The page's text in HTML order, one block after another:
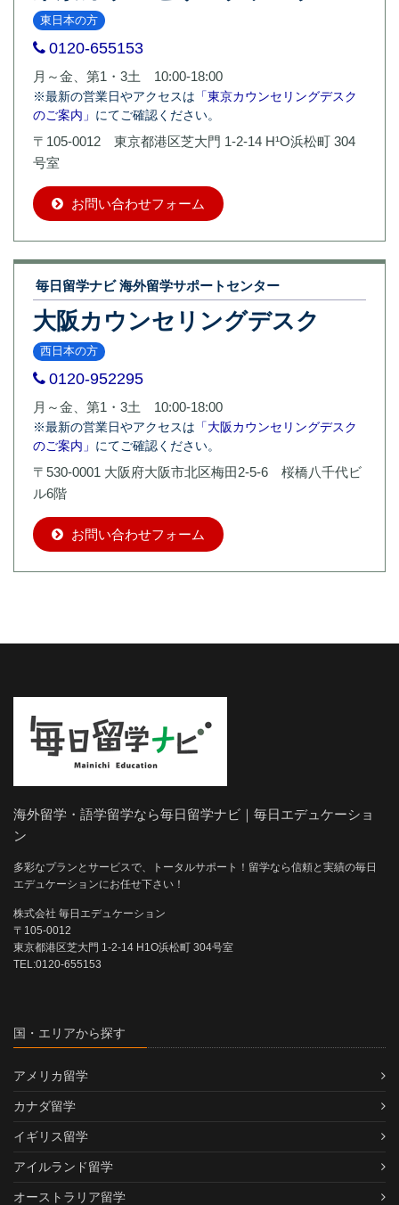
東日本の方
0120-655153
月～金、第1・3土 10:00-18:00
※最新の営業日やアクセスは 「東京カウンセリングデスク
のご案内」 にてご確認ください。
〒105-0012 東京都港区芝大門 1-2-14 H¹O浜松町 304
号室
お問い合わせフォーム
毎日留学ナビ 海外留学サポートセンター
大阪カウンセリングデスク
西日本の方
0120-952295
月～金、第1・3土 10:00-18:00
※最新の営業日やアクセスは 「大阪カウンセリングデスク
のご案内」 にてご確認ください。
〒530-0001 大阪府大阪市北区梅田2-5-6 桜橋八千代ビ
ル6階
お問い合わせフォーム
海外留学・語学留学なら毎日留学ナビ｜毎日エデュケーショ
ン
多彩なプランとサービスで、トータルサポート！留学なら信頼と実績の毎日
エデュケーションにお任せ下さい！
株式会社 毎日エデュケーション
〒105-0012
東京都港区芝大門 1-2-14 H1O浜松町 304号室
TEL:0120-655153
国・エリアから探す
アメリカ留学
カナダ留学
イギリス留学
アイルランド留学
オーストラリア留学